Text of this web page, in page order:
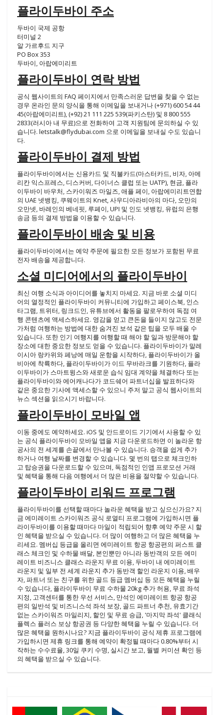
플라이두바이 주소
두바이 국제 공항
터미널 2
알 가르후드 지구
PO Box 353
두바이, 아랍에미리트
플라이두바이 연락 방법
공식 웹사이트의 FAQ 페이지에서 만족스러운 답변을 찾을 수 없는
경우 온라인 문의 양식을 통해 이메일을 보내거나 (+971) 600 54 44
45(아랍에미리트), (+92) 21 111 225 539(파키스탄) 및 8 800 555
2833(러시아 내 무료)으로 전화하여 고객 지원팀에 문의하실 수 있
습니다. letstalk@flydubai.com 으로 이메일을 보내실 수도 있습니
다.
플라이두바이 결제 방법
플라이두바이에서는 신용카드 및 직불카드(마스터카드, 비자, 아메
리칸 익스프레스, 디스커버, 다이너스 클럽 또는 UATP), 현금, 플라
이두바이 바우처, 스카이워즈 마일즈, 애플 페이, 아랍에미리트연합
의 UAE 넷뱅킹, 쿠웨이트의 Knet, 사우디아라비아의 마다, 오만의
오만넷, 바레인의 베네핏, 루페이, UPI 및 인도 넷뱅킹, 유럽의 은행
송금 등의 결제 방법을 이용할 수 있습니다.
플라이두바이 배송 및 비용
플라이두바이에서는 예약 주문에 필요한 모든 정보가 포함된 무료
전자 배송을 제공합니다.
소셜 미디어에서의 플라이두바이
최신 여행 소식과 아이디어를 놓치지 마세요. 지금 바로 소셜 미디
어의 열정적인 플라이두바이 커뮤니티에 가입하고 페이스북, 인스
타그램, 트위터, 링크드인, 유튜브에서 활동을 팔로우하여 독점 여
행 콘텐츠에 액세스하세요. 영감을 얻고 큰돈을 들이지 않고도 전문
가처럼 여행하는 방법에 대한 숨겨진 보석 같은 팁을 모두 배울 수
있습니다. 또한 인기 여행지를 여행할 때 해야 할 일과 방문해야 할
장소에 대한 중요한 정보도 얻을 수 있습니다. 플라이두바이가 말레
이시아 랑카위와 페낭에 매일 운항을 시작하다, 플라이두바이가 올
비아에 착륙하다, 플라이두바이가 이드 무바라크를 기원하다, 플라
이두바이가 스마트윙스와 새로운 습식 임대 계약을 체결하다 또는
플라이두바이와 에어캐나다가 코드쉐어 파트너십을 발표하다와
같은 중요한 기사에 액세스할 수 있으니 주저 말고 공식 웹사이트의
뉴스 섹션을 읽으시기 바랍니다.
플라이두바이 모바일 앱
이동 중에도 예약하세요. iOS 및 안드로이드 기기에서 사용할 수 있
는 공식 플라이두바이 모바일 앱을 지금 다운로드하면 이 놀라운 항
공사의 전 세계를 손끝에서 만나볼 수 있습니다. 승객을 쉽게 추가
하거나 여행 날짜를 변경할 수 있습니다. 몇 번의 탭으로 체크인하
고 탑승권을 다운로드할 수 있으며, 독점적인 인앱 프로모션 거래
및 혜택을 통해 다음 여행에서 더 많은 비용을 절약할 수 있습니다.
플라이두바이 리워드 프로그램
플라이두바이를 선택할 때마다 놀라운 혜택을 받고 싶으신가요? 지
금 에미레이트 스카이워즈 공식 로열티 프로그램에 가입하시면 플
라이두바이를 이용할 때마다 마일이 적립되어 향후 예약 주문 시 할
인 혜택을 받으실 수 있습니다. 더 많이 여행하고 더 많은 혜택을 누
리세요. 멤버십 등급을 올리면 에미레이트 항공 항공편의 퍼스트 클
래스 체크인 및 수하물 배달, 본인뿐만 아니라 동반객의 모든 에미
레이트 비즈니스 클래스 라운지 무료 이용, 두바이 내 에미레이트
라운지 및 일부 전 세계 라운지 추가 동반객 할인 라운지 이용, 배우
자, 파트너 또는 친구를 위한 골드 등급 멤버십 등 모든 혜택을 누릴
수 있습니다, 플라이두바이 무료 수하물 20kg 추가 허용, 무료 좌석
지정, 고객센터를 통한 우선 서비스, 만석인 에미레이트 항공 항공
편의 일반석 및 비즈니스석 좌석 보장, 골드 파트너 추천, 유효기간
없는 스카이워즈 마일리지, 할인 및 무료 승급, '마지막 좌석' 클래식
플렉스 플러스 보상 항공권 등 다양한 혜택을 누릴 수 있습니다. 더
많은 혜택을 원하시나요? 지금 플라이두바이 공식 제휴 프로그램에
가입하시면 제휴 링크를 통해 예약이 확정될 때마다 0.80%부터 시
작하는 수수료율, 30일 쿠키 수명, 실시간 보고, 월별 커미션 확인 등
의 혜택을 받으실 수 있습니다.